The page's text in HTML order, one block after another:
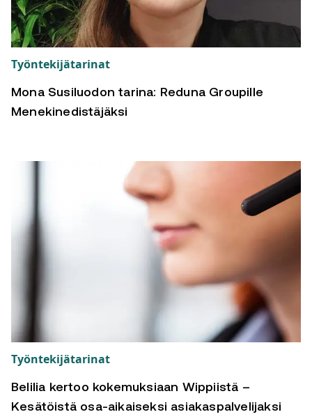
Työntekijätarinat
Mona Susiluodon tarina: Reduna Groupille
Menekinedistäjäksi
Työntekijätarinat
Belilia kertoo kokemuksiaan Wippiistä –
Kesätöistä osa-aikaiseksi asiakaspalvelijaksi